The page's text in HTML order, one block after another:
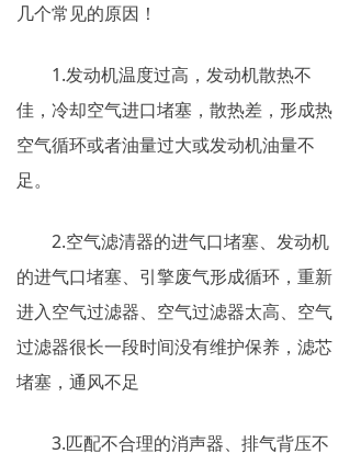
几个常见的原因！
1.发动机温度过高，发动机散热不
佳，冷却空气进口堵塞，散热差，形成热
空气循环或者油量过大或发动机油量不
足。
2.空气滤清器的进气口堵塞、发动机
的进气口堵塞、引擎废气形成循环，重新
进入空气过滤器、空气过滤器太高、空气
过滤器很长一段时间没有维护保养，滤芯
堵塞，通风不足
3.匹配不合理的消声器、排气背压不